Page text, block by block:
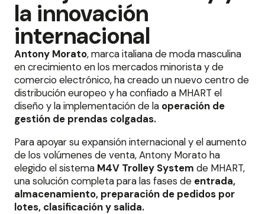
la innovación
internacional
Antony Morato, marca italiana de moda masculina
en crecimiento en los mercados minorista y de
comercio electrónico, ha creado un nuevo centro de
distribución europeo y ha confiado a MHART el
diseño y la implementación de la operación de
gestión de prendas colgadas.
Para apoyar su expansión internacional y el aumento
de los volúmenes de venta, Antony Morato ha
elegido el sistema M4V Trolley System de MHART,
una solución completa para las fases deentrada,
almacenamiento, preparación de pedidos por
lotes, clasificación y salida.